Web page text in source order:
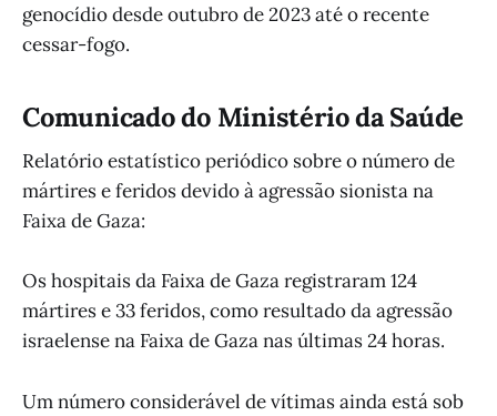
genocídio desde outubro de 2023 até o recente
cessar-fogo.
Comunicado do Ministério da Saúde
Relatório estatístico periódico sobre o número de
mártires e feridos devido à agressão sionista na
Faixa de Gaza:
Os hospitais da Faixa de Gaza registraram 124
mártires e 33 feridos, como resultado da agressão
israelense na Faixa de Gaza nas últimas 24 horas.
Um número considerável de vítimas ainda está sob